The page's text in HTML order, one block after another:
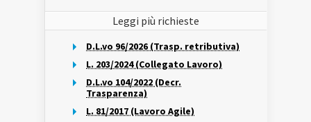
Leggi più richieste
D.L.vo 96/2026 (Trasp. retributiva)
L. 203/2024 (Collegato Lavoro)
D.L.vo 104/2022 (Decr.
Trasparenza)
L. 81/2017 (Lavoro Agile)